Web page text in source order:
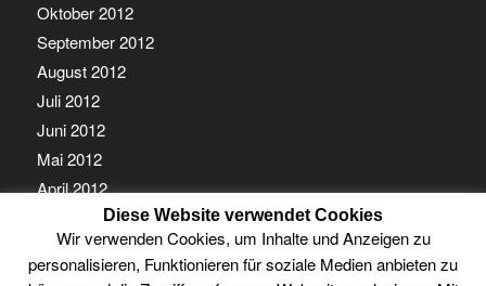
Oktober 2012
September 2012
August 2012
Juli 2012
Juni 2012
Mai 2012
April 2012
März 2012
Februar 2012
Januar 2012
Diese Website verwendet Cookies
Wir verwenden Cookies, um Inhalte und Anzeigen zu
personalisieren, Funktionieren für soziale Medien anbieten zu